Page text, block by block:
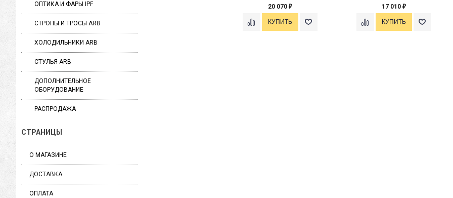
ОПТИКА И ФАРЫ IPF
СТРОПЫ И ТРОСЫ ARB
ХОЛОДИЛЬНИКИ ARB
СТУЛЬЯ ARB
ДОПОЛНИТЕЛЬНОЕ
ОБОРУДОВАНИЕ
РАСПРОДАЖА
СТРАНИЦЫ
О МАГАЗИНЕ
ДОСТАВКА
ОПЛАТА
20 070 ₽ 17 010 ₽